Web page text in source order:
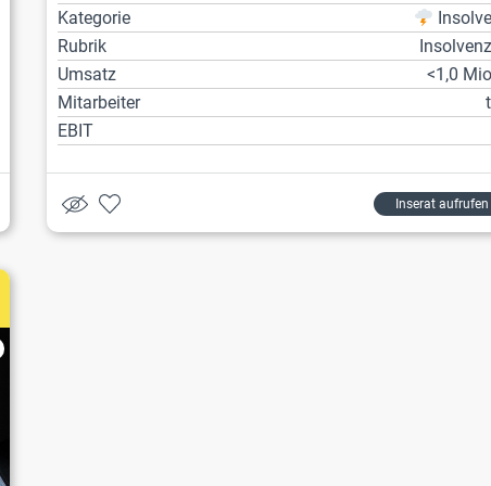
Kategorie
Rubrik
Umsatz
<1,0
Mitarbeiter
EBIT
Inserat aufrufen